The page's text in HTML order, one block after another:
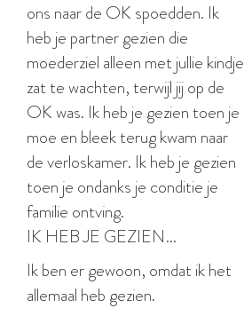
ons naar de OK spoedden. Ik
heb je partner gezien die
moederziel alleen met jullie kindje
zat te wachten, terwijl jij op de
OK was. Ik heb je gezien toen je
moe en bleek terug kwam naar
de verloskamer. Ik heb je gezien
toen je ondanks je conditie je
familie ontving.
IK HEB JE GEZIEN…
Ik ben er gewoon, omdat ik het
allemaal heb gezien.